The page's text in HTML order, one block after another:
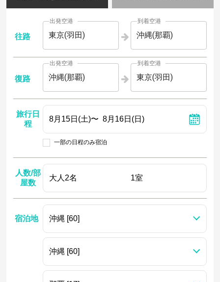
往路
出発空港
東京(羽田)
到着空港
沖縄(那覇)
復路
出発空港
沖縄(那覇)
到着空港
東京(羽田)
旅行日
程
一部の日程のみ宿泊
人数/部
屋数
宿泊地